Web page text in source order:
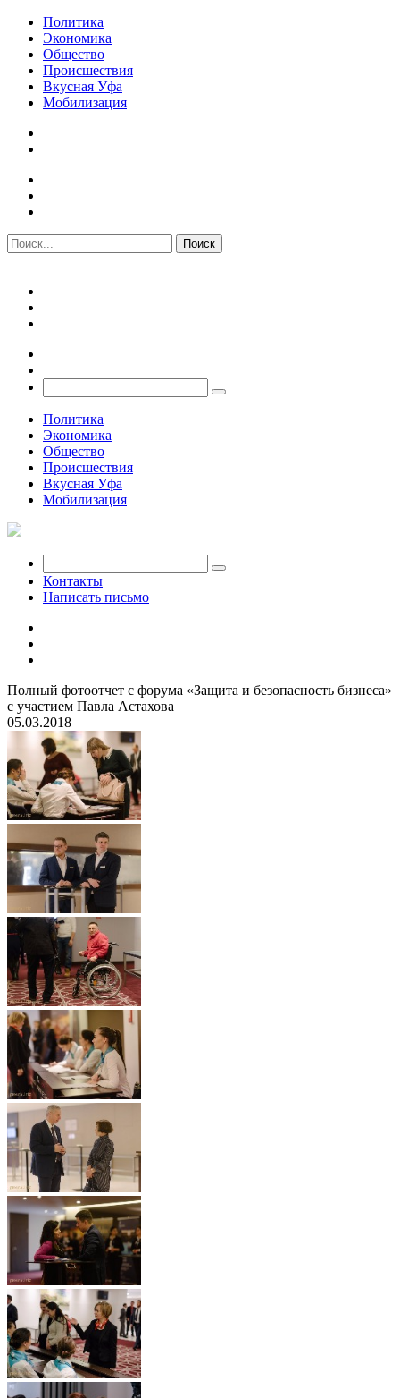
Политика
Экономика
Общество
Происшествия
Вкусная Уфа
Мобилизация
Политика
Экономика
Общество
Происшествия
Вкусная Уфа
Мобилизация
Контакты
Написать письмо
Полный фотоотчет с форума «Защита и безопасность бизнеса»
с участием Павла Астахова
05.03.2018